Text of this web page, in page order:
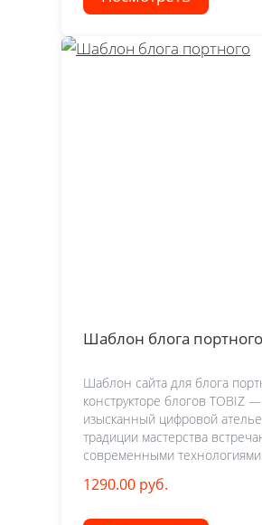
Шаблон блога портного
Шаблон сайта для блога
конструкторе блогов TOBIZ
изысканный цифровой
традиции мастерства
современными технологиями.
1290.00 руб.